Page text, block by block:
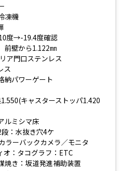
凍機
度→-19.4度確認
壁から1.122㎜
ア門口ステンレス
ス
納パワーゲート
キャスターストッパ1.420
ルミシマ床
：水抜き穴4ケ
ラーバックカメラ／モニタ
：タコグラフ：ETC
焼き：坂道発進補助装置